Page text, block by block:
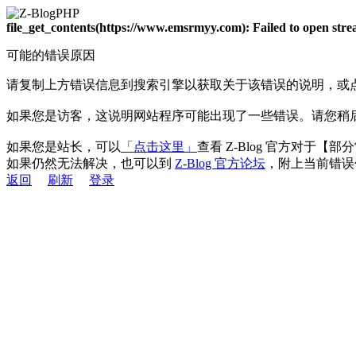
file_get_contents(https://www.emsrmyy.com): Failed to open
可能的错误原因
请复制上方错误信息到搜索引擎以获取关于该错误的说明，或
如果您是访客，这说明网站程序可能出现了一些错误。请您稍
如果您是站长，可以 「点击这里」 查看 Z-Blog 官方对于【部
如果仍然无法解决，也可以到 Z-Blog 官方论坛 ，附上当前错
返回
刷新 登录